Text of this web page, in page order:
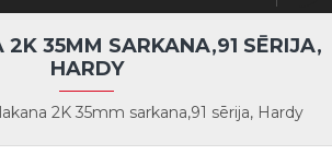
2K 35mm sarkana,91 sērija, Hardy
35MM SARKANA,91 SĒRIJA,
HARDY